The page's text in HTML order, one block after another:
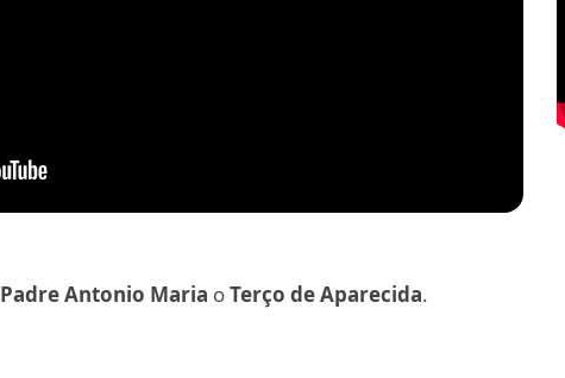
Padre Antonio Maria oTerço de Aparecida.